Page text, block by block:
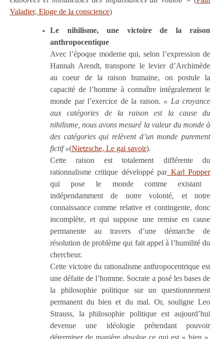
Valadier, Eloge de la conscience)
Le nihilisme, une victoire de la raison
anthropocentique
Avec l’époque moderne qui, selon l’expression de
Hannah Arendt, transporte le levier d’Archimède
au coeur de la raison humaine, on postule la
capacité de l’homme à connaître intégralement le
monde par l’exercice de la raison. « La croyance
aux catégories de la raison est la cause du
nihilisme, nous avons mesuré la valeur du monde à
des catégories qui relèvent d’un monde purement
fictif »(Nietzsche, Le gai savoir).
Cette raison est totalement différente du
rationnalisme critique développé parKarl Popper
qui pose le monde comme existant
indépendamment de notre volonté, et notre
connaissance comme relative et contingente, donc
incomplète, et qui suppose une remise en cause
permanente au travers d’une démarche de
résolution de problème qui fait appel à l’humilité du
chercheur.
Cette victoire du rationalisme anthropocentrique est
une défaite de l’homme. Socrate a posé les bases de
la philosophie politique sur un questionnement
permanent du bien et du mal. Or, souligne Leo
Strauss, la philosophie politique est aujourd’hui
devenue une idéologie prétendant pouvoir
déterminer de manière absolue ce qui est « bien ».